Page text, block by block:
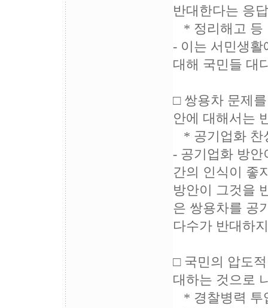
반대한다는 응
* 정리해고 등
- 이는 서민생활
대해 국민들 대
□ 쌍용차 문제
안에 대해서는
* 공기업화 찬
- 공기업화 방안
간의 인식이 좋
방안이 그것을
은 쌍용차를 공
다수가 반대하
□ 국민의 압도
대하는 것으로
* 경찰병력 투